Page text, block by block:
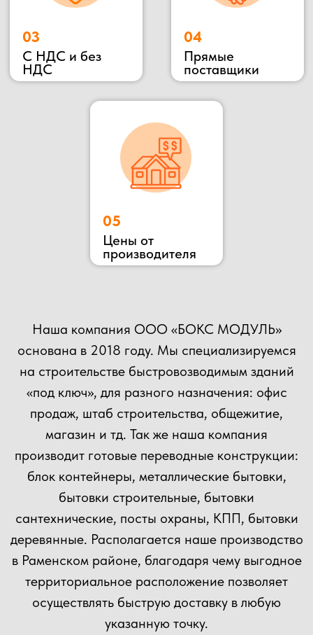
ВЫ МОЖЕТЕ ОТПРАВИТЬ СВОЙ ПРОЕКТ НА
РАСЧЕТ НАШИМ СПЕЦИАЛИСТАМ!
+7
Прикрепить файл
Загрузить файлы